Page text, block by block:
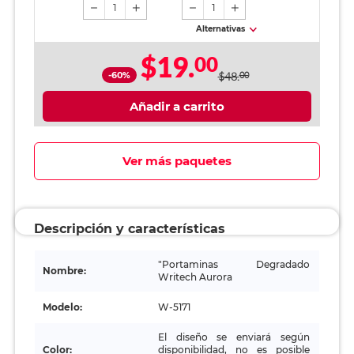
1 1
Alternativas
-60% $19.00$48.00
Añadir a carrito
Ver más paquetes
Descripción y características
Nombre:
"Portaminas Degradado
Writech Aurora
Modelo: W-5171
Color:
El diseño se enviará según
disponibilidad, no es posible